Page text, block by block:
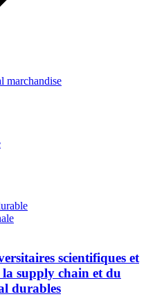
marchandise
scientifiques et
la supply chain et du
durables